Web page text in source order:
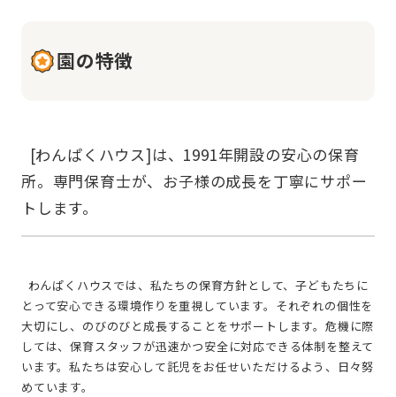
園の特徴
所。専門保育士が、お子様の成長を丁寧にサポー
とって安心できる環境作りを重視しています。それぞれの個性を
大切にし、のびのびと成長することをサポートします。危機に際
しては、保育スタッフが迅速かつ安全に対応できる体制を整えて
います。私たちは安心して託児をお任せいただけるよう、日々努
めています。